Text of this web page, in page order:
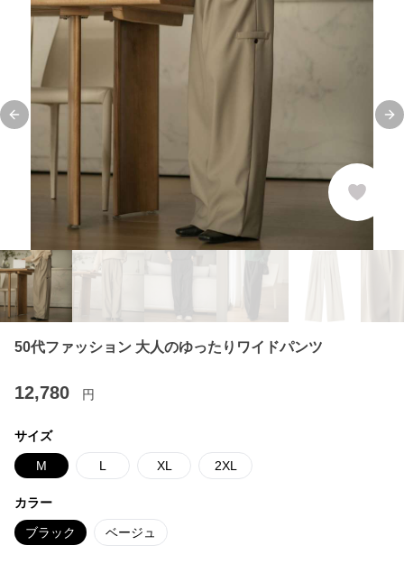
Previous slide
50代ファッション 大人のゆったりワイドパンツ
12,780 円
サイズ
M L XL 2XL
カラー
ブラック ベージュ